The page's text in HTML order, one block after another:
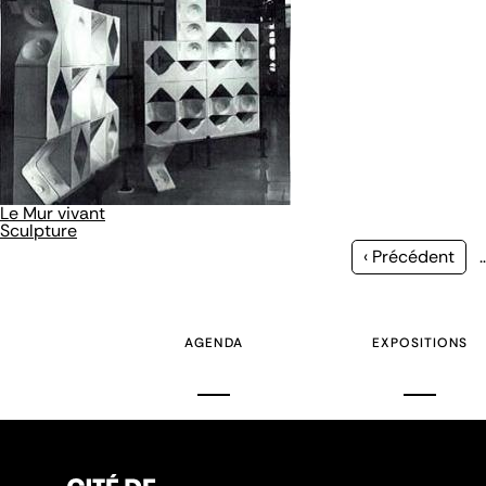
Le Mur vivant
Sculpture
Page
‹ Précédent
AGENDA EXPOSITIONS